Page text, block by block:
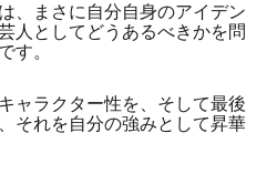
、まさに自分自身のアイデン
人としてどうあるべきかを問
す。
ャラクター性を、そして最後
それを自分の強みとして昇華